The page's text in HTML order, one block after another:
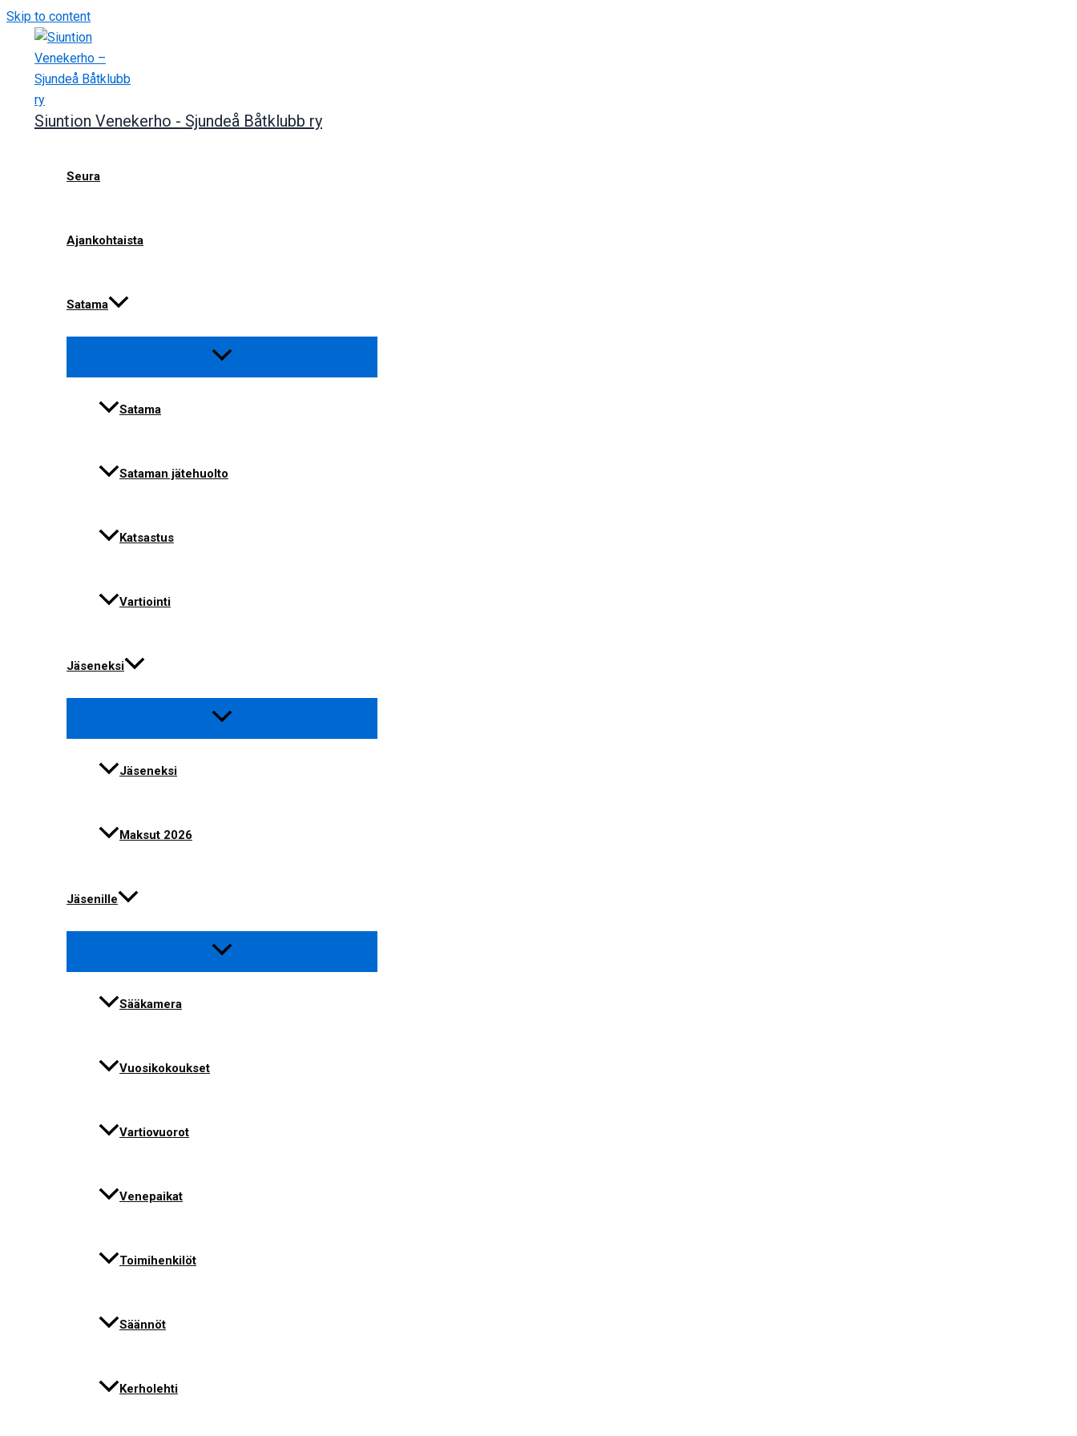
Skip to content
Siuntion Venekerho - Sjundeå Båtklubb ry
Seura
Ajankohtaista
Satama
Satama
Sataman jätehuolto
Katsastus
Vartiointi
Jäseneksi
Jäseneksi
Maksut 2026
Jäsenille
Sääkamera
Vuosikokoukset
Vartiovuorot
Venepaikat
Toimihenkilöt
Säännöt
Kerholehti